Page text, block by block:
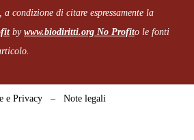
condizione di citare espressamente la
by www.biodiritti.org No Profito le fonti
e Privacy – Note legali